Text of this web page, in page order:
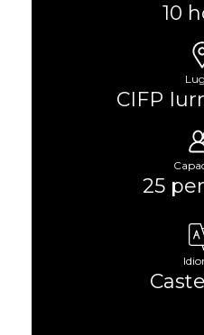
10
CIFP
25